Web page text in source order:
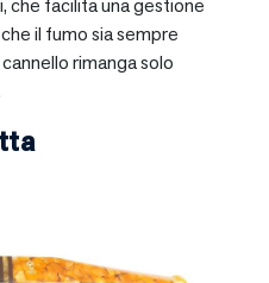
che facilita una gestione
il fumo sia sempre
rimanga solo